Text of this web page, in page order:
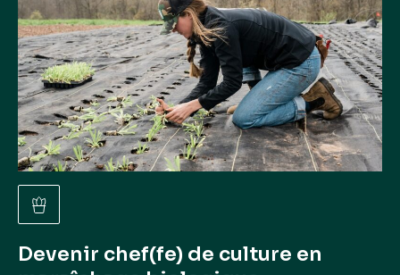
Devenir chef(fe) de culture en